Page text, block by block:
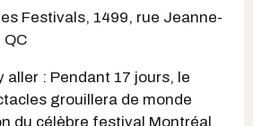
Festivals, 1499, rue Jeanne-
QC
aller : Pendant 17 jours, le
grouillera de monde
du célèbre festival Montréal